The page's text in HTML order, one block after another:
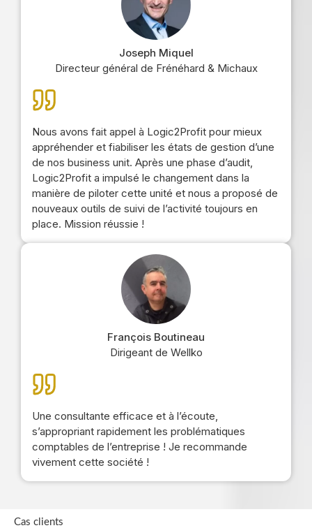
Joseph Miquel
Directeur général de Frénéhard & Michaux
Nous avons fait appel à Logic2Profit pour mieux
appréhender et fiabiliser les états de gestion d’une
de nos business unit. Après une phase d’audit,
Logic2Profit a impulsé le changement dans la
manière de piloter cette unité et nous a proposé de
nouveaux outils de suivi de l’activité toujours en
place. Mission réussie !
François Boutineau
Dirigeant de Wellko
Une consultante efficace et à l’écoute,
s’appropriant rapidement les problématiques
comptables de l’entreprise ! Je recommande
vivement cette société !
Cas clients